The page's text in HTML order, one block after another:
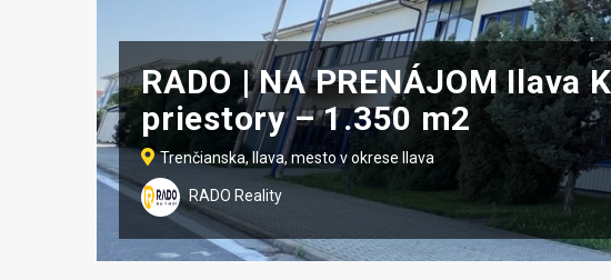
RADO | NA PRENÁJOM Ilava
priestory – 1.350 m2
Trenčianska, Ilava, mesto v okrese Ilava
RADO Reality